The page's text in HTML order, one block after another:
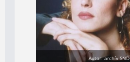
Autor: archív SND